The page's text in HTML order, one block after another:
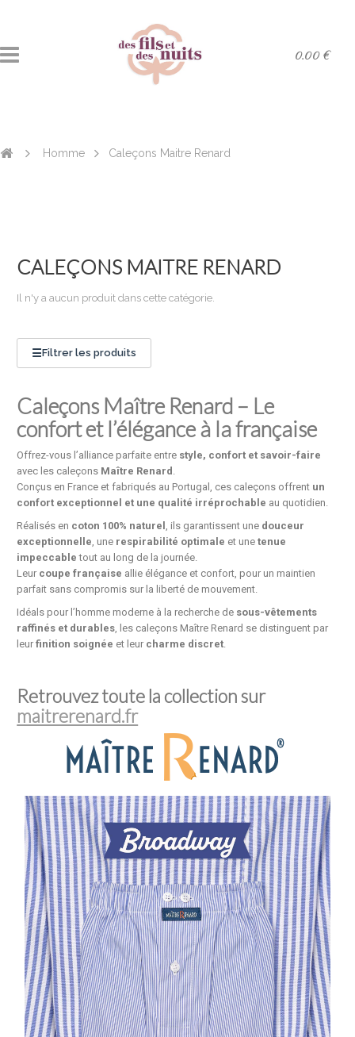
0.00 €
Homme Caleçons Maitre Renard
CALEÇONS MAITRE RENARD
Il n'y a aucun produit dans cette catégorie.
☰Filtrer les produits
Caleçons Maître Renard – Le
confort et l’élégance à la française
Offrez-vous l’alliance parfaite entre style, confort et savoir-faire
avec les caleçons Maître Renard .
Conçus en France et fabriqués au Portugal, ces caleçons offrent un
confort exceptionnel et une qualité irréprochable au quotidien.
Réalisés en coton 100% naturel , ils garantissent une douceur
exceptionnelle, une respirabilité optimale et unetenue
impeccable tout au long de la journée.
Leur coupe française allie élégance et confort, pour un maintien
parfait sans compromis sur la liberté de mouvement.
Idéals pour l’homme moderne à la recherche de sous-vêtements
raffinés et durables, les caleçons Maître Renard se distinguent par
leurfinition soignée et leur charme discret.
Retrouvez toute la collection sur
maitrerenard.fr